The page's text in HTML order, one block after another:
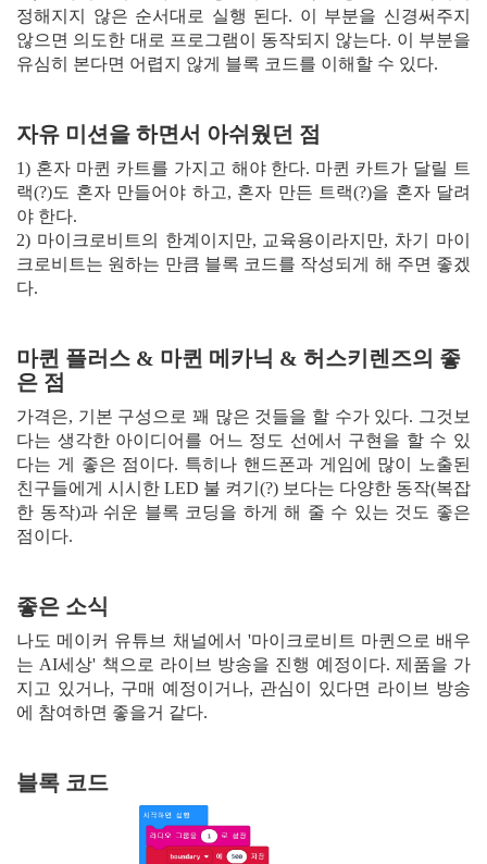
정해지지 않은 순서대로 실행 된다. 이 부분을 신경써주지
않으면 의도한 대로 프로그램이 동작되지 않는다. 이 부분을
유심히 본다면 어렵지 않게 블록 코드를 이해할 수 있다.
자유 미션을 하면서 아쉬웠던 점
1) 혼자 마퀸 카트를 가지고 해야 한다. 마퀸 카트가 달릴 트
랙(?)도 혼자 만들어야 하고, 혼자 만든 트랙(?)을 혼자 달려
야 한다.
2) 마이크로비트의 한계이지만, 교육용이라지만, 차기 마이
크로비트는 원하는 만큼 블록 코드를 작성되게 해 주면 좋겠
다.
마퀸 플러스 & 마퀸 메카닉 & 허스키렌즈의 좋
은 점
가격은, 기본 구성으로 꽤 많은 것들을 할 수가 있다. 그것보
다는 생각한 아이디어를 어느 정도 선에서 구현을 할 수 있
다는 게 좋은 점이다. 특히나 핸드폰과 게임에 많이 노출된
친구들에게 시시한 LED 불 켜기(?) 보다는 다양한 동작(복잡
한 동작)과 쉬운 블록 코딩을 하게 해 줄 수 있는 것도 좋은
점이다.
좋은 소식
나도 메이커 유튜브 채널에서 '마이크로비트 마퀸으로 배우
는 AI세상' 책으로 라이브 방송을 진행 예정이다. 제품을 가
지고 있거나, 구매 예정이거나, 관심이 있다면 라이브 방송
에 참여하면 좋을거 같다.
블록 코드